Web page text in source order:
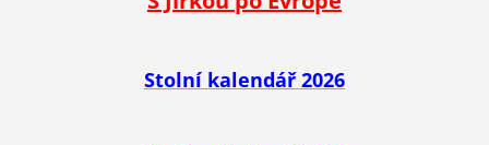
Stolní kalendář 2026